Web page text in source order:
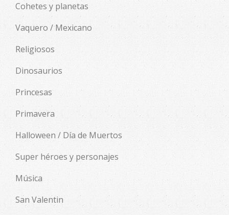
Cohetes y planetas
Vaquero / Mexicano
Religiosos
Dinosaurios
Princesas
Primavera
Halloween / Día de Muertos
Super héroes y personajes
Música
San Valentin